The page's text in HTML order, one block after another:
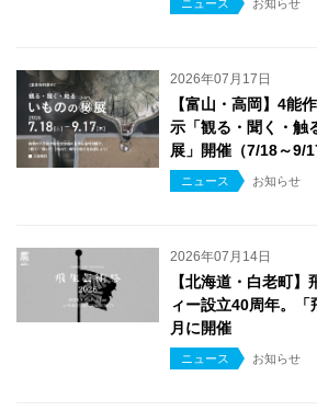
ニュース お知らせ
2026年07月17日
【富山・高岡】4能
示「観る・聞く・
展」開催（7/18～9/
ニュース お知らせ
2026年07月14日
【北海道・白老町
ィー設立40周年。
月に開催
ニュース お知らせ